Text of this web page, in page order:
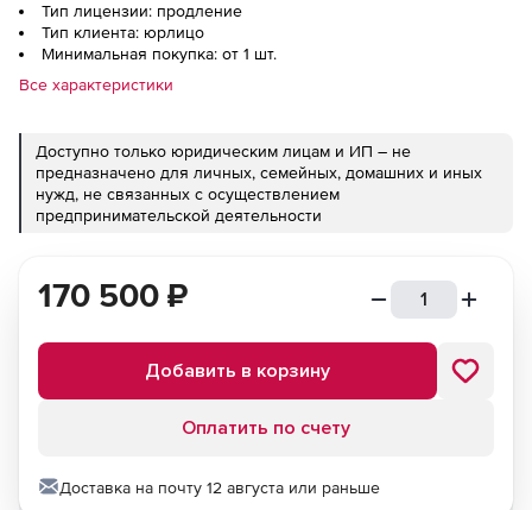
Тип лицензии: продление
Тип клиента: юрлицо
Минимальная покупка: от 1 шт.
Все характеристики
Доступно только юридическим лицам и ИП – не
предназначено для личных, семейных, домашних и иных
нужд, не связанных с осуществлением
предпринимательской деятельности
170 500 ₽
Добавить в корзину
Оплатить по счету
Доставка на почту 12 августа или раньше